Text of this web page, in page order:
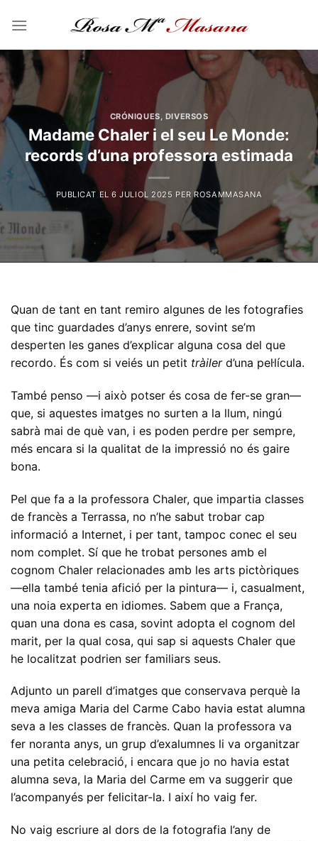
CRÓNIQUES DIVERSOS
Madame Chaler i el seu Le Monde:
records d’una professora estimada
PUBLICAT EL6 JULIOL 2025 PERROSAMMASANA
Quan de tant en tant remiro algunes de les fotografies
que tinc guardades d’anys enrere, sovint se’m
desperten les ganes d’explicar alguna cosa del que
recordo. És com si veiés un petit tràilerd’una pel·lícula.
També penso —i això potser és cosa de fer-se gran—
que, si aquestes imatges no surten a la llum, ningú
sabrà mai de què van, i es poden perdre per sempre,
més encara si la qualitat de la impressió no és gaire
bona.
Pel que fa a la professora Chaler, que impartia classes
de francès a Terrassa, no n’he sabut trobar cap
informació a Internet, i per tant, tampoc conec el seu
nom complet. Sí que he trobat persones amb el
cognom Chaler relacionades amb les arts pictòriques
—ella també tenia afició per la pintura— i, casualment,
una noia experta en idiomes. Sabem que a França,
quan una dona es casa, sovint adopta el cognom del
marit, per la qual cosa, qui sap si aquests Chaler que
he localitzat podrien ser familiars seus.
Adjunto un parell d’imatges que conservava perquè la
meva amiga Maria del Carme Cabo havia estat alumna
seva a les classes de francès. Quan la professora va
fer noranta anys, un grup d’exalumnes li va organitzar
una petita celebració, i encara que jo no havia estat
alumna seva, la Maria del Carme em va suggerir que
l’acompanyés per felicitar-la. I així ho vaig fer.
No vaig escriure al dors de la fotografia l’any de